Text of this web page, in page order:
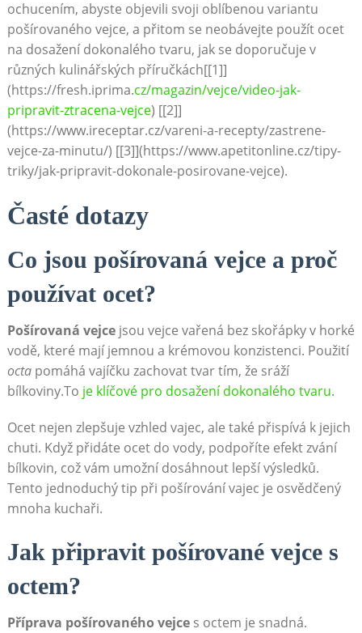
ochucením, abyste objevili svoji oblíbenou variantu
pošírovaného vejce, a přitom se neobávejte použít ocet
na dosažení dokonalého tvaru, jak se doporučuje v
různých kulinářských příručkách[[1]]
(https://fresh.iprima.cz/magazin/vejce/video-jak-
pripravit-ztracena-vejce) [[2]]
(https://www.ireceptar.cz/vareni-a-recepty/zastrene-
vejce-za-minutu/) [[3]](https://www.apetitonline.cz/tipy-
triky/jak-pripravit-dokonale-posirovane-vejce).
Časté dotazy
Co jsou pošírovaná vejce a proč
používat ocet?
Pošírovaná vejcejsou vejce vařená bez skořápky v horké
vodě, které mají jemnou a krémovou konzistenci. Použití
octapomáhá vajíčku zachovat tvar tím, že sráží
bílkoviny.To je klíčové pro dosažení dokonalého tvaru.
Ocet nejen zlepšuje vzhled vajec, ale také přispívá k jejich
chuti. Když přidáte ocet do vody, podpoříte efekt zvání
bílkovin, což vám umožní dosáhnout lepší výsledků.
Tento jednoduchý tip při pošírování vajec je osvědčený
mnoha kuchaři.
Jak připravit pošírované vejce s
octem?
Příprava pošírovaného vejces octem je snadná.